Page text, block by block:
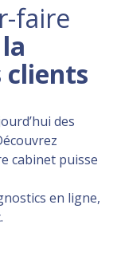
faire
clients
des
cabinet puisse
en ligne,